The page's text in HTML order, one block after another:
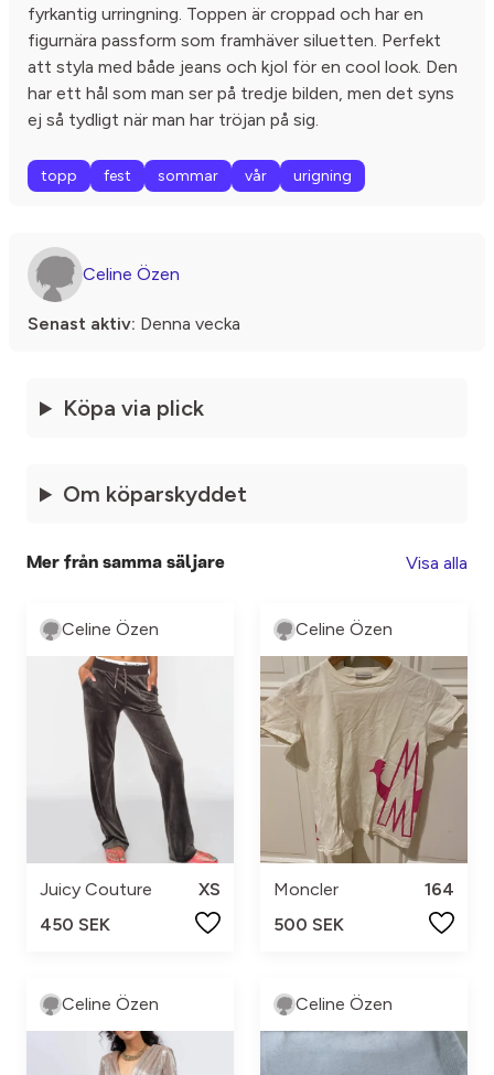
fyrkantig urringning. Toppen är croppad och har en
figurnära passform som framhäver siluetten. Perfekt
att styla med både jeans och kjol för en cool look. Den
har ett hål som man ser på tredje bilden, men det syns
ej så tydligt när man har tröjan på sig.
topp fest sommar vår urigning
Celine Özen
Senast aktiv: Denna vecka
Köpa via plick
Om köparskyddet
Mer från samma säljare Visa alla
Celine Özen
Juicy Couture
XS
450 SEK
Celine Özen
Moncler
164
500 SEK
Celine Özen Celine Özen